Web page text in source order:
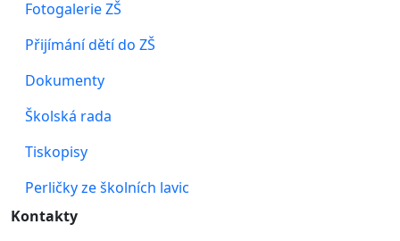
Fotogalerie ZŠ
Přijímání dětí do ZŠ
Dokumenty
Školská rada
Tiskopisy
Perličky ze školních lavic
Kontakty